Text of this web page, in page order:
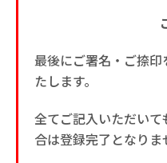
最後にご署名・ご捺
たします。
全てご記入いただい
合は登録完了となりま